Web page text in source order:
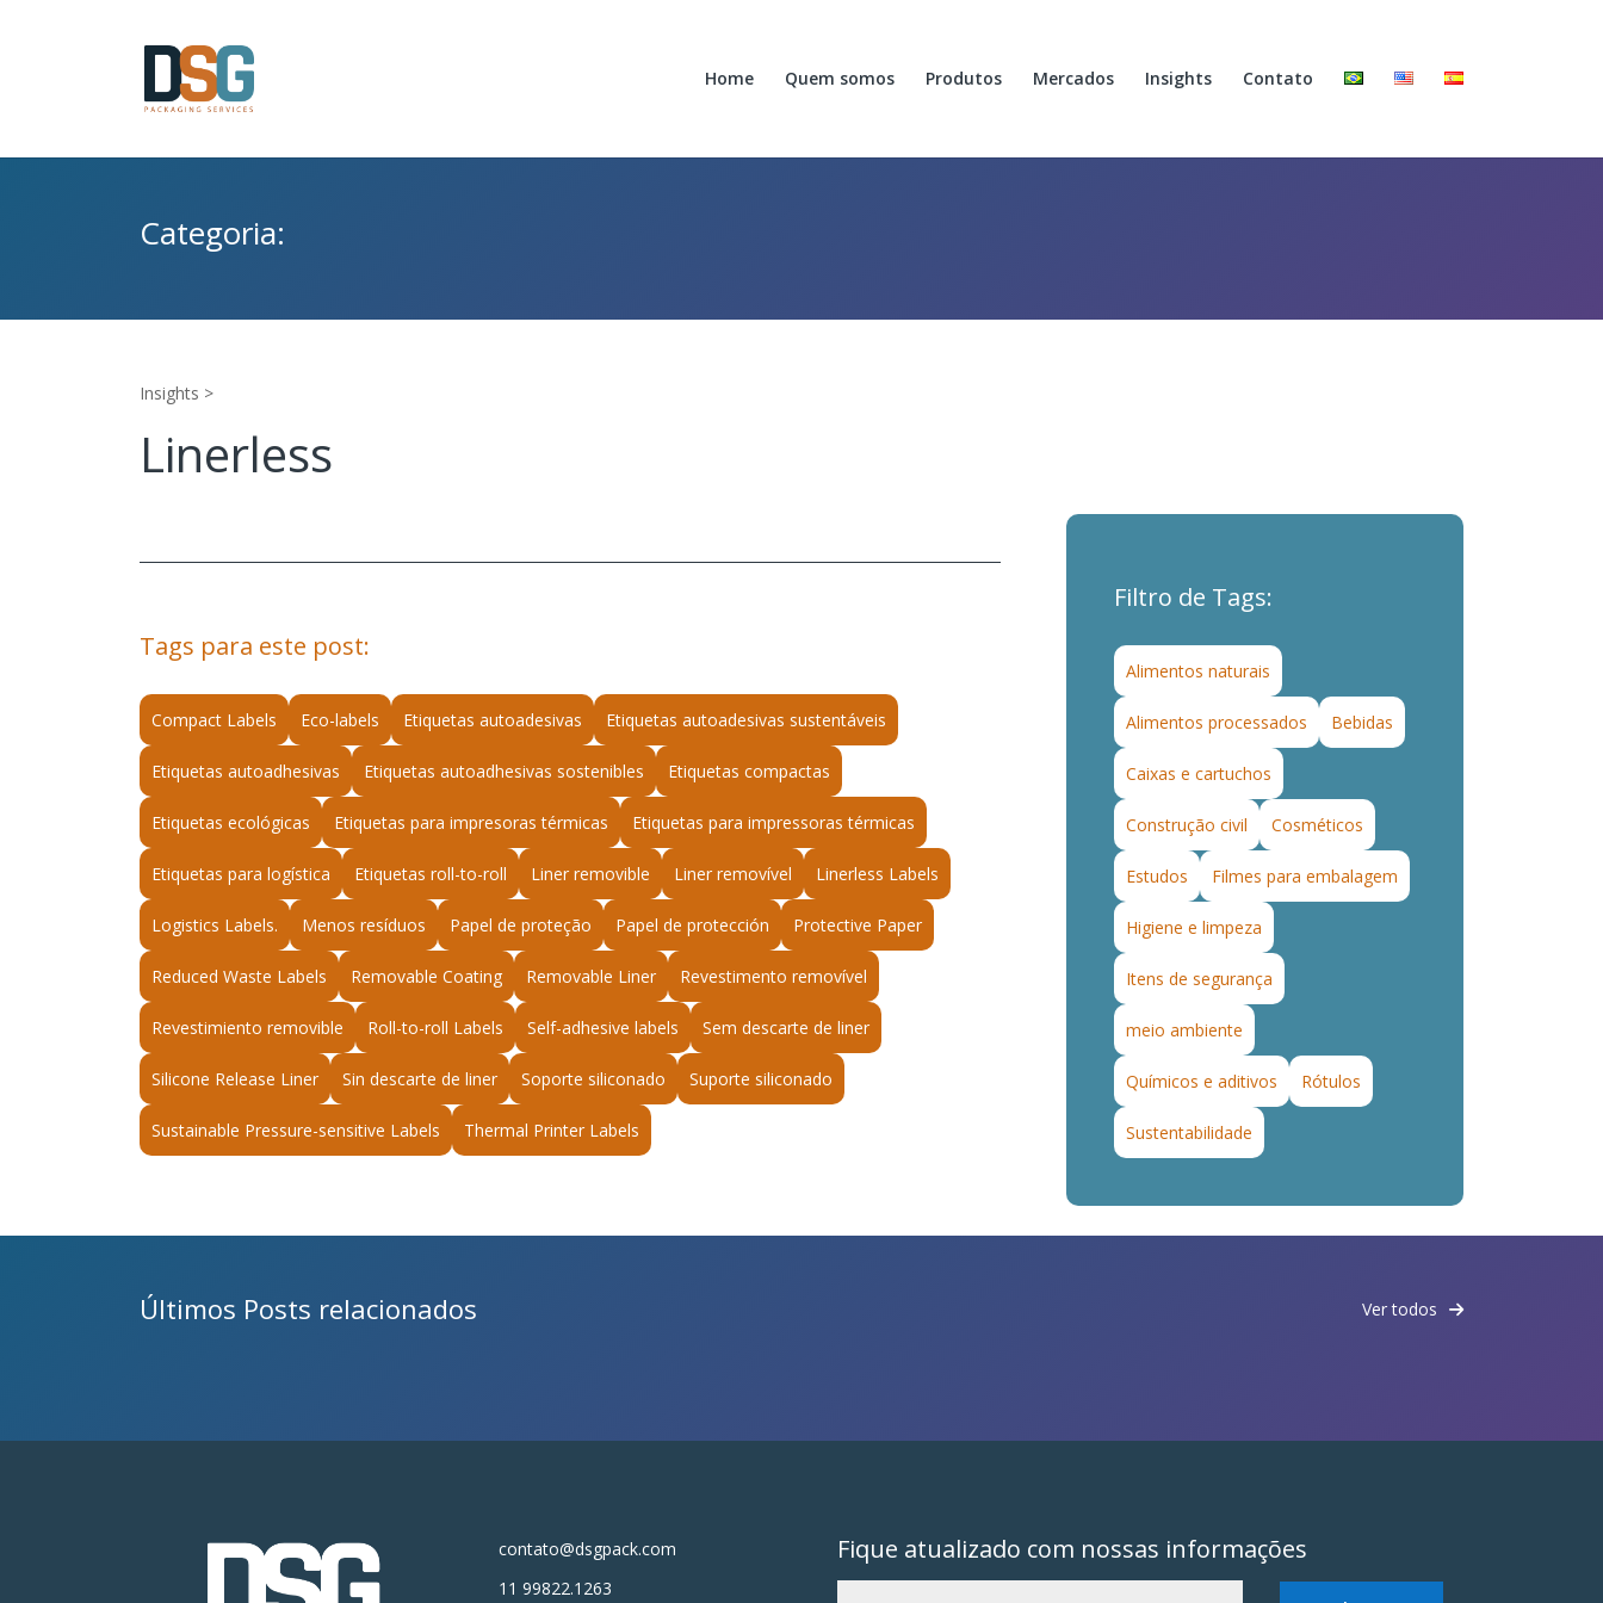
Home Quem somos Produtos Mercados Insights Contato
Categoria:
Insights >
Linerless
Tags para este post:
Compact Labels Eco-labels Etiquetas autoadesivas Etiquetas autoadesivas sustentáveis
Etiquetas autoadhesivas Etiquetas autoadhesivas sostenibles Etiquetas compactas
Etiquetas ecológicas Etiquetas para impresoras térmicas Etiquetas para impressoras térmicas
Etiquetas para logística Etiquetas roll-to-roll Liner removible Liner removível Linerless Labels
Logistics Labels. Menos resíduos Papel de proteção Papel de protección Protective Paper
Reduced Waste Labels Removable Coating Removable Liner Revestimento removível
Revestimiento removible Roll-to-roll Labels Self-adhesive labels Sem descarte de liner
Silicone Release Liner Sin descarte de liner Soporte siliconado Suporte siliconado
Sustainable Pressure-sensitive Labels Thermal Printer Labels
Filtro de Tags:
Alimentos naturais
Alimentos processados Bebidas
Caixas e cartuchos
Construção civil Cosméticos
Estudos Filmes para embalagem
Higiene e limpeza
Itens de segurança
meio ambiente
Químicos e aditivos Rótulos
Sustentabilidade
Últimos Posts relacionados Ver todos
contato@dsgpack.com
11 99822.1263
Fique atualizado com nossas informações